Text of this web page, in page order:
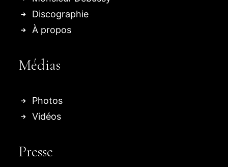
Discographie
À propos
Médias
Photos
Vidéos
Presse